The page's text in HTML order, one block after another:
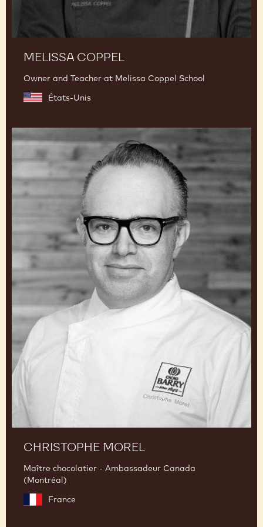
MELISSA COPPEL
Owner and Teacher at Melissa Coppel School
États-Unis
CHRISTOPHE MOREL
Maître chocolatier - Ambassadeur Canada
(Montréal)
France
Christophe
Morel